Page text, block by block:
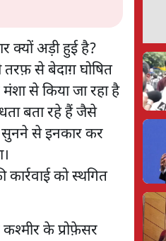
क्यों अड़ी हुई है?
तरफ़ से बेदाग़ घोषित
से किया जा रहा है
बता रहे हैं जैसे
सुनने से इनकार कर
को स्थगित
के प्रोफ़ेसर